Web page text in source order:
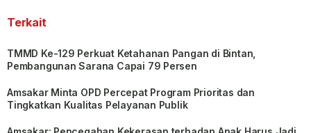
Terkait
TMMD Ke-129 Perkuat Ketahanan Pangan di Bintan,
Pembangunan Sarana Capai 79 Persen
Amsakar Minta OPD Percepat Program Prioritas dan
Tingkatkan Kualitas Pelayanan Publik